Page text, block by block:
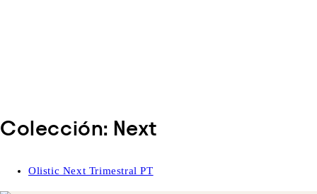
Colección: Next
Olistic Next Trimestral PT